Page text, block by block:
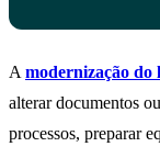
A modernização do
alterar documentos
processos, preparar